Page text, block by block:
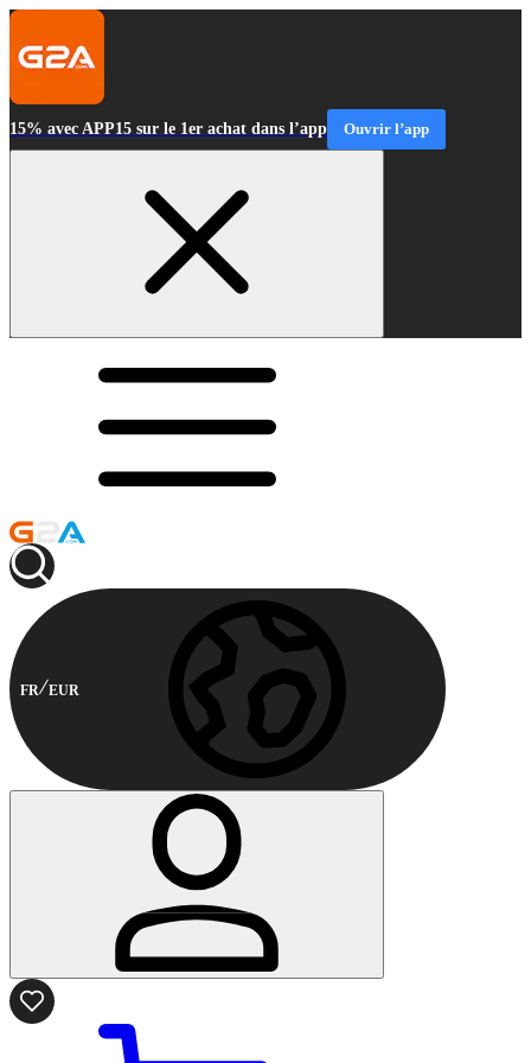
15% avec APP15 sur le 1er achat dans l’app Ouvrir l’app
FR EUR